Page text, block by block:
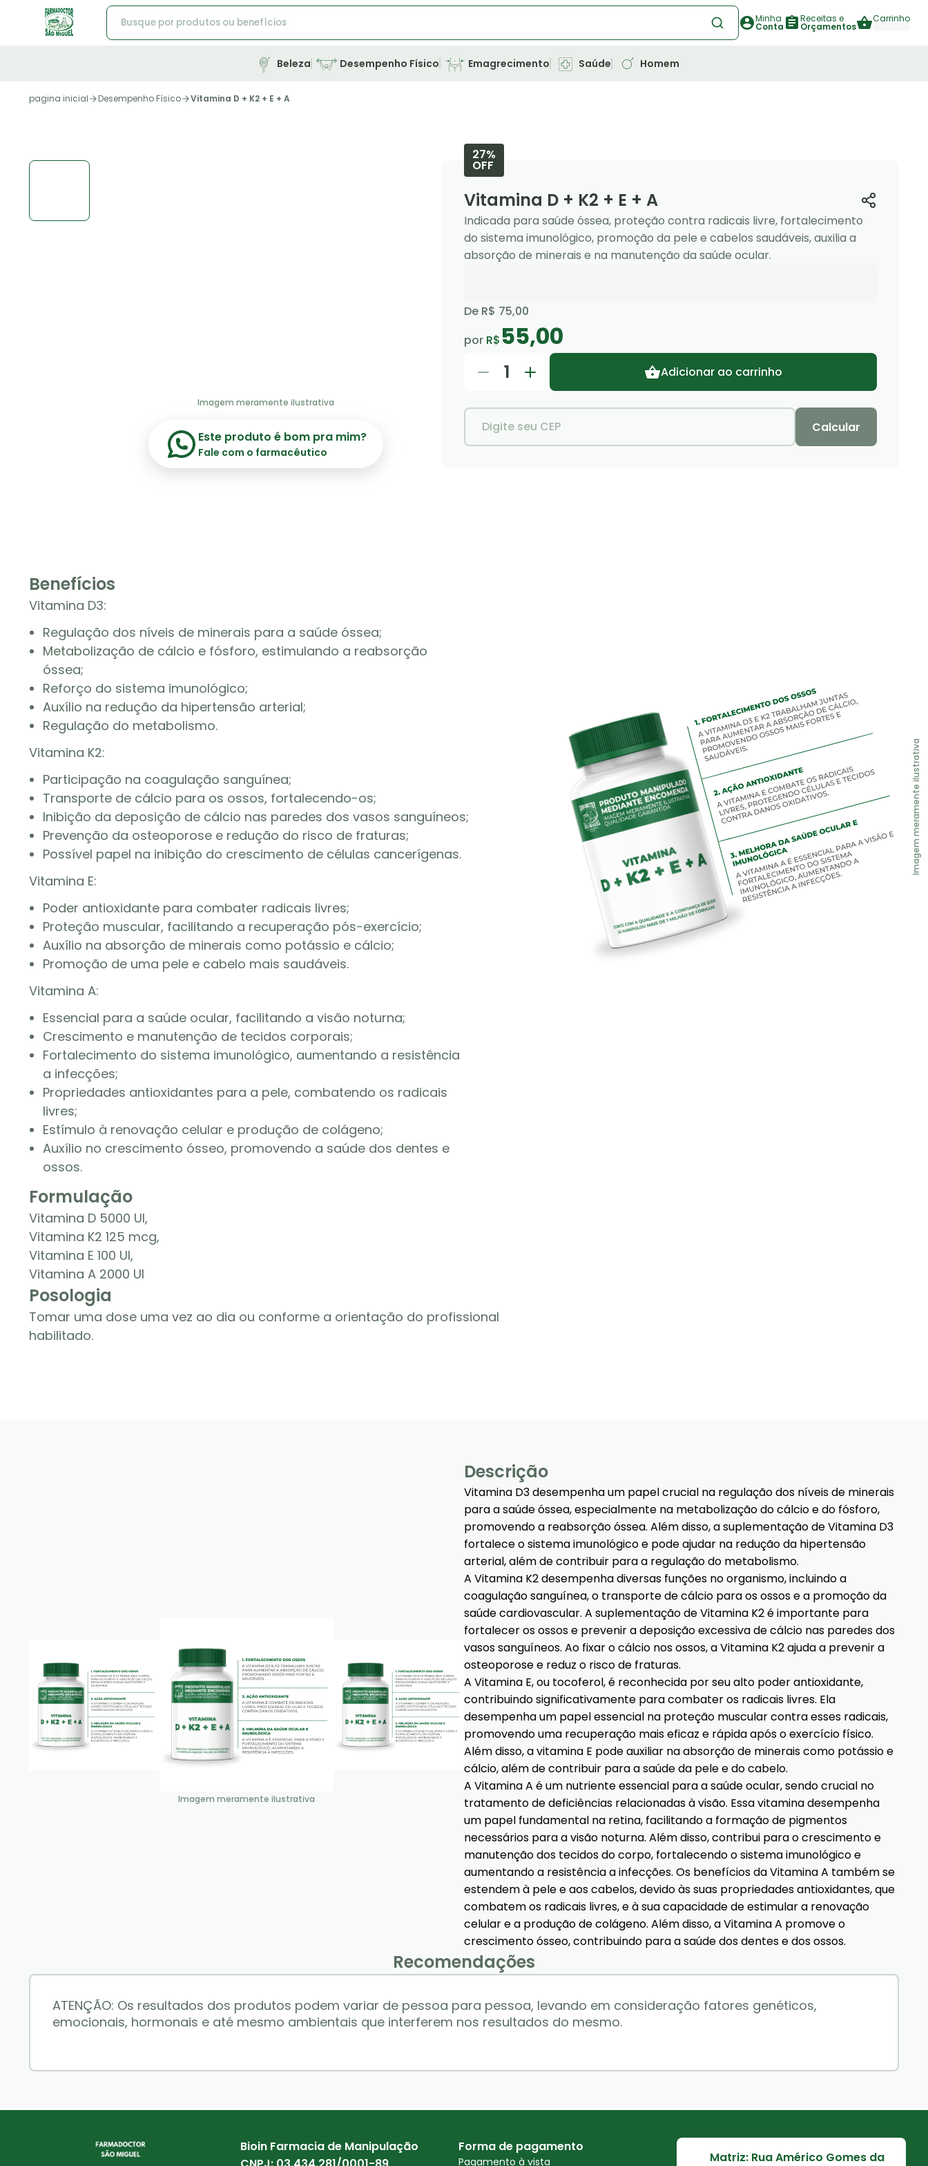
Minha
Conta
Receitas e
Orçamentos
Carrinho
Beleza Desempenho Físico Emagrecimento Saúde Homem
pagina inicial Desempenho Físico Vitamina D + K2 + E + A
Imagem meramente ilustrativa
Este produto é bom pra mim?
Fale com o farmacêutico
27%
OFF
Vitamina D + K2 + E + A
Indicada para saúde óssea, proteção contra radicais livre, fortalecimento
do sistema imunológico, promoção da pele e cabelos saudáveis, auxilia a
absorção de minerais e na manutenção da saúde ocular.
De R$ 75,00
por R$ 55,00
1 Adicionar ao carrinho
Digite seu CEP Calcular
Benefícios
Vitamina D3:
Regulação dos níveis de minerais para a saúde óssea;
Metabolização de cálcio e fósforo, estimulando a reabsorção
óssea;
Reforço do sistema imunológico;
Auxílio na redução da hipertensão arterial;
Regulação do metabolismo.
Vitamina K2:
Participação na coagulação sanguínea;
Transporte de cálcio para os ossos, fortalecendo-os;
Inibição da deposição de cálcio nas paredes dos vasos sanguíneos;
Prevenção da osteoporose e redução do risco de fraturas;
Possível papel na inibição do crescimento de células cancerígenas.
Vitamina E:
Poder antioxidante para combater radicais livres;
Proteção muscular, facilitando a recuperação pós-exercício;
Auxílio na absorção de minerais como potássio e cálcio;
Promoção de uma pele e cabelo mais saudáveis.
Vitamina A:
Essencial para a saúde ocular, facilitando a visão noturna;
Crescimento e manutenção de tecidos corporais;
Fortalecimento do sistema imunológico, aumentando a resistência
a infecções;
Propriedades antioxidantes para a pele, combatendo os radicais
livres;
Estímulo à renovação celular e produção de colágeno;
Auxílio no crescimento ósseo, promovendo a saúde dos dentes e
ossos.
Formulação
Vitamina D 5000 UI,
Vitamina K2 125 mcg,
Vitamina E 100 UI,
Vitamina A 2000 UI
Posologia
Tomar uma dose uma vez ao dia ou conforme a orientação do profissional
habilitado.
Imagem meramente ilustrativa
Descrição
Vitamina D3 desempenha um papel crucial na regulação dos níveis de minerais
para a saúde óssea, especialmente na metabolização do cálcio e do fósforo,
promovendo a reabsorção óssea. Além disso, a suplementação de Vitamina D3
fortalece o sistema imunológico e pode ajudar na redução da hipertensão
arterial, além de contribuir para a regulação do metabolismo.
A Vitamina K2 desempenha diversas funções no organismo, incluindo a
coagulação sanguínea, o transporte de cálcio para os ossos e a promoção da
saúde cardiovascular. A suplementação de Vitamina K2 é importante para
fortalecer os ossos e prevenir a deposição excessiva de cálcio nas paredes dos
vasos sanguíneos. Ao fixar o cálcio nos ossos, a Vitamina K2 ajuda a prevenir a
osteoporose e reduz o risco de fraturas.
A Vitamina E, ou tocoferol, é reconhecida por seu alto poder antioxidante,
contribuindo significativamente para combater os radicais livres. Ela
desempenha um papel essencial na proteção muscular contra esses radicais,
promovendo uma recuperação mais eficaz e rápida após o exercício físico.
Além disso, a vitamina E pode auxiliar na absorção de minerais como potássio e
cálcio, além de contribuir para a saúde da pele e do cabelo.
A Vitamina A é um nutriente essencial para a saúde ocular, sendo crucial no
tratamento de deficiências relacionadas à visão. Essa vitamina desempenha
um papel fundamental na retina, facilitando a formação de pigmentos
necessários para a visão noturna. Além disso, contribui para o crescimento e
manutenção dos tecidos do corpo, fortalecendo o sistema imunológico e
aumentando a resistência a infecções. Os benefícios da Vitamina A também se
estendem à pele e aos cabelos, devido às suas propriedades antioxidantes, que
combatem os radicais livres, e à sua capacidade de estimular a renovação
celular e a produção de colágeno. Além disso, a Vitamina A promove o
crescimento ósseo, contribuindo para a saúde dos dentes e dos ossos.
Imagem meramente ilustrativa
Recomendações
ATENÇÃO: Os resultados dos produtos podem variar de pessoa para pessoa, levando em consideração fatores genéticos,
emocionais, hormonais e até mesmo ambientais que interferem nos resultados do mesmo.
Bioin Farmacia de Manipulação
Forma de pagamento
Pagamento à vista Matriz: Rua Américo Gomes da